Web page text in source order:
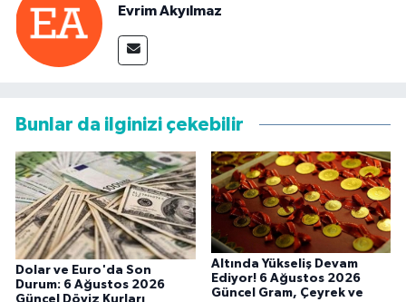
Evrim Akyılmaz
Bunlar da ilginizi çekebilir
Dolar ve Euro'da Son
Durum: 6 Ağustos 2026
Altında Yükseliş Devam
Ediyor! 6 Ağustos 2026
Güncel Gram, Çeyrek ve